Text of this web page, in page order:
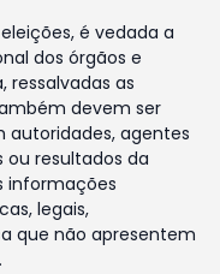
é vedada a
dos órgãos e
ressalvadas as
devem ser
agentes
ou resultados da
informações
legais,
que não apresentem